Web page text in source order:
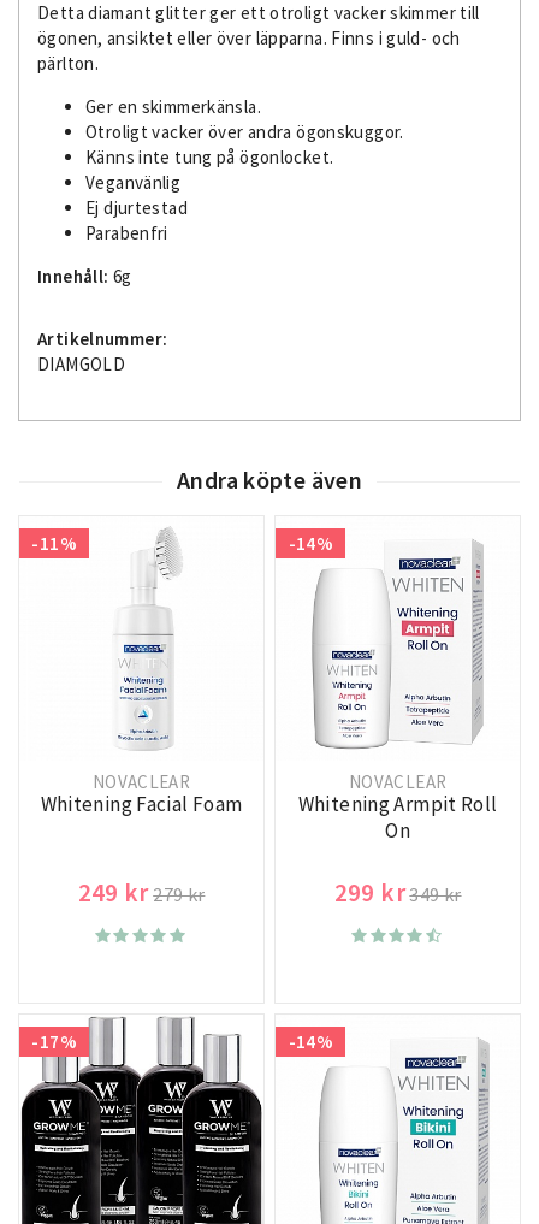
Detta diamant glitter ger ett otroligt vacker skimmer till
ögonen, ansiktet eller över läpparna. Finns i guld- och
pärlton.
Ger en skimmerkänsla.
Otroligt vacker över andra ögonskuggor.
Känns inte tung på ögonlocket.
Veganvänlig
Ej djurtestad
Parabenfri
Innehåll: 6g
Artikelnummer:
DIAMGOLD
Andra köpte även
-11%
NOVACLEAR
Whitening Facial Foam
249 kr279 kr
-14%
NOVACLEAR
Whitening Armpit Roll
On
299 kr349 kr
-17% -14%